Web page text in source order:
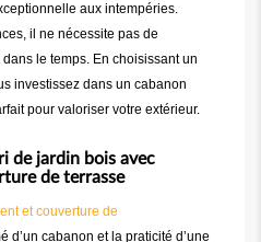
aux intempéries.
il ne nécessite pas de
le temps. En choisissant un
investissez dans un cabanon
pour valoriser votre extérieur.
de jardin bois avec
de terrasse
et couverture de
d’un cabanon et la praticité d’une